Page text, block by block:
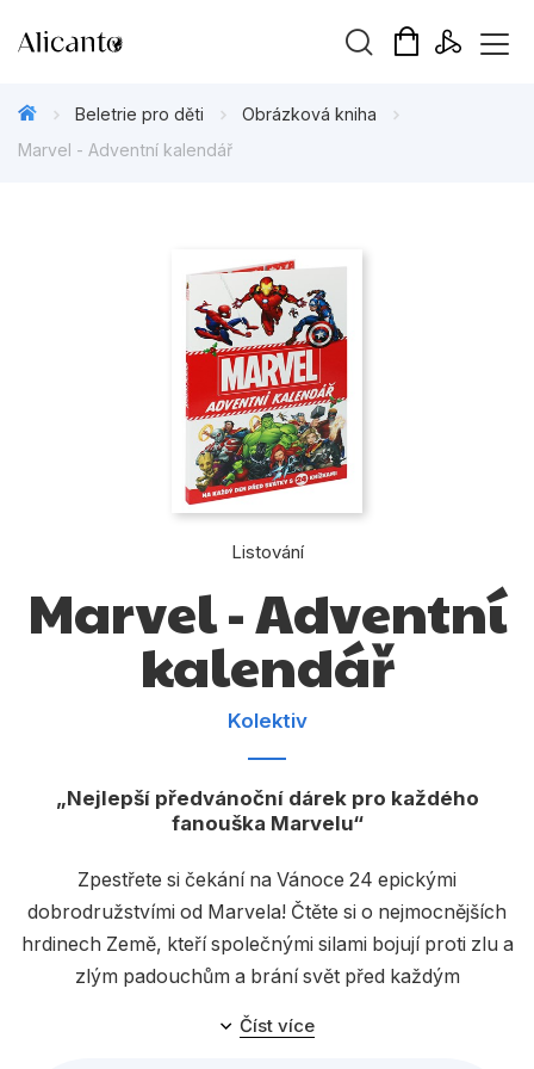
Připravujeme
Tipy redakce
Beletrie pro děti
Beletrie pro dospělé
Dárkové publikace
Dárkové zboží
Hobby
Komiks
Kuchařky
Počítače
Poezie
Populárně - naučná pro dospělé
Beletrie pro děti
Obrázková kniha
Marvel - Adventní kalendář
Listování
Marvel - Adventní
kalendář
Kolektiv
Nejlepší předvánoční dárek pro každého
fanouška Marvelu
Zpestřete si čekání na Vánoce 24 epickými
dobrodružstvími od Marvela! Čtěte si o nejmocnějších
hrdinech Země, kteří společnými silami bojují proti zlu a
zlým padouchům a brání svět před každým
nebezpečím. Vybalte si napínavou knížku každý den!
Číst více